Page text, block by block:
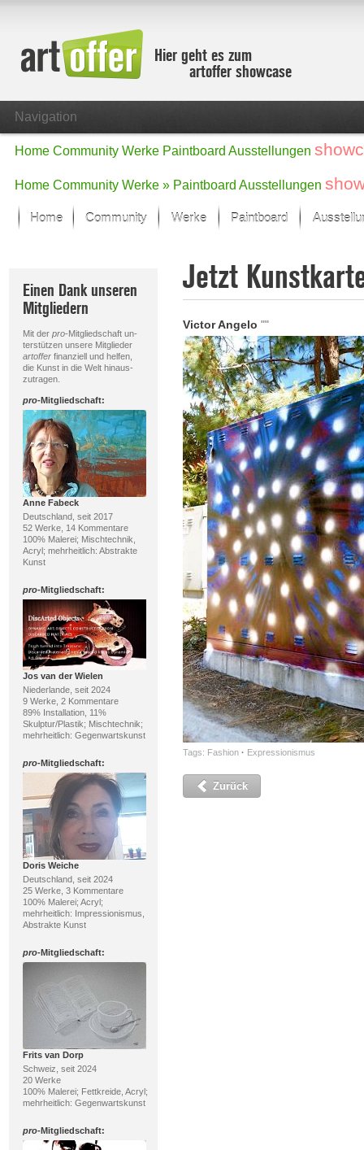
Hier geht es zum
artoffer showcase
Navigation
Home Community Werke Paintboard Ausstellungen
Home Community Werke » Paintboard Ausstellungen
Home Community Werke
Der letzte Monat im Fokus
Alle Fokus-Werke
Fokus-Werke
Neue Werke – Auswahl
Alle neuen Werke
Paintboard
Einen Dank unseren
Mitgliedern
Mit der pro-Mitgliedschaft un-
terstützen unsere Mitglieder
artofferfinanziell und helfen,
die Kunst in die Welt hinaus-
zutragen.
pro-Mitgliedschaft:
Anne Fabeck
Deutschland, seit 2017
52 Werke, 14 Kommentare
100% Malerei; Mischtechnik,
Acryl; mehrheitlich: Abstrakte
Kunst
pro-Mitgliedschaft:
Jos van der Wielen
Niederlande, seit 2024
9 Werke, 2 Kommentare
89% Installation, 11%
Skulptur/Plastik; Mischtechnik;
mehrheitlich: Gegenwartskunst
pro-Mitgliedschaft:
Doris Weiche
Deutschland, seit 2024
25 Werke, 3 Kommentare
100% Malerei; Acryl;
mehrheitlich: Impressionismus,
Abstrakte Kunst
pro-Mitgliedschaft:
Frits van Dorp
Schweiz, seit 2024
20 Werke
100% Malerei; Fettkreide, Acryl;
mehrheitlich: Gegenwartskunst
pro-Mitgliedschaft:
Jetzt
Victor Angelo ""
Tags: Fashion · Expressionismus
Zurück